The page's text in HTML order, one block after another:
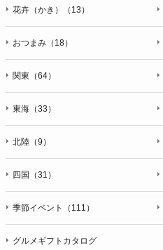
花卉（かき）（13）
おつまみ（18）
関東（64）
東海（33）
北陸（9）
四国（31）
季節イベント（111）
グルメギフトカタログ